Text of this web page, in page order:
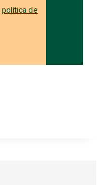
política de